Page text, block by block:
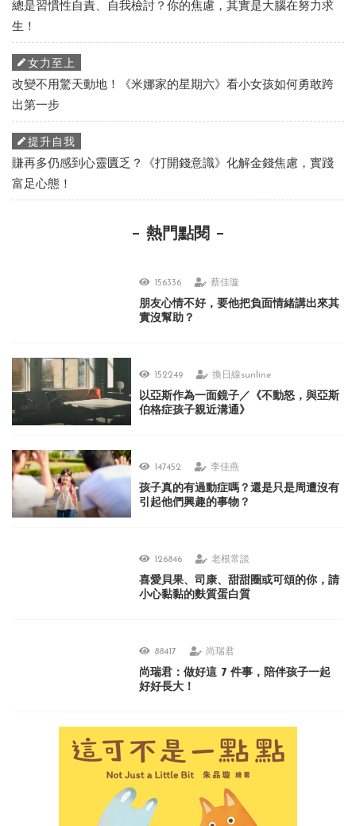
總是習慣性自責、自我檢討？你的焦慮，其實是大腦在努力求
生！
女力至上
改變不用驚天動地！《米娜家的星期六》看小女孩如何勇敢跨
出第一步
提升自我
賺再多仍感到心靈匱乏？《打開錢意識》化解金錢焦慮，實踐
富足心態！
熱門點閱
156336 蔡佳璇
朋友心情不好，要他把負面情緒講出來其
實沒幫助？
152249 換日線sunline
以亞斯作為一面鏡子／《不動怒，與亞斯
伯格症孩子親近溝通》
147452 李佳燕
孩子真的有過動症嗎？還是只是周遭沒有
引起他們興趣的事物？
126846 老根常談
喜愛貝果、司康、甜甜圈或可頌的你，請
小心黏黏的麩質蛋白質
88417 尚瑞君
尚瑞君：做好這 7 件事，陪伴孩子一起
好好長大！